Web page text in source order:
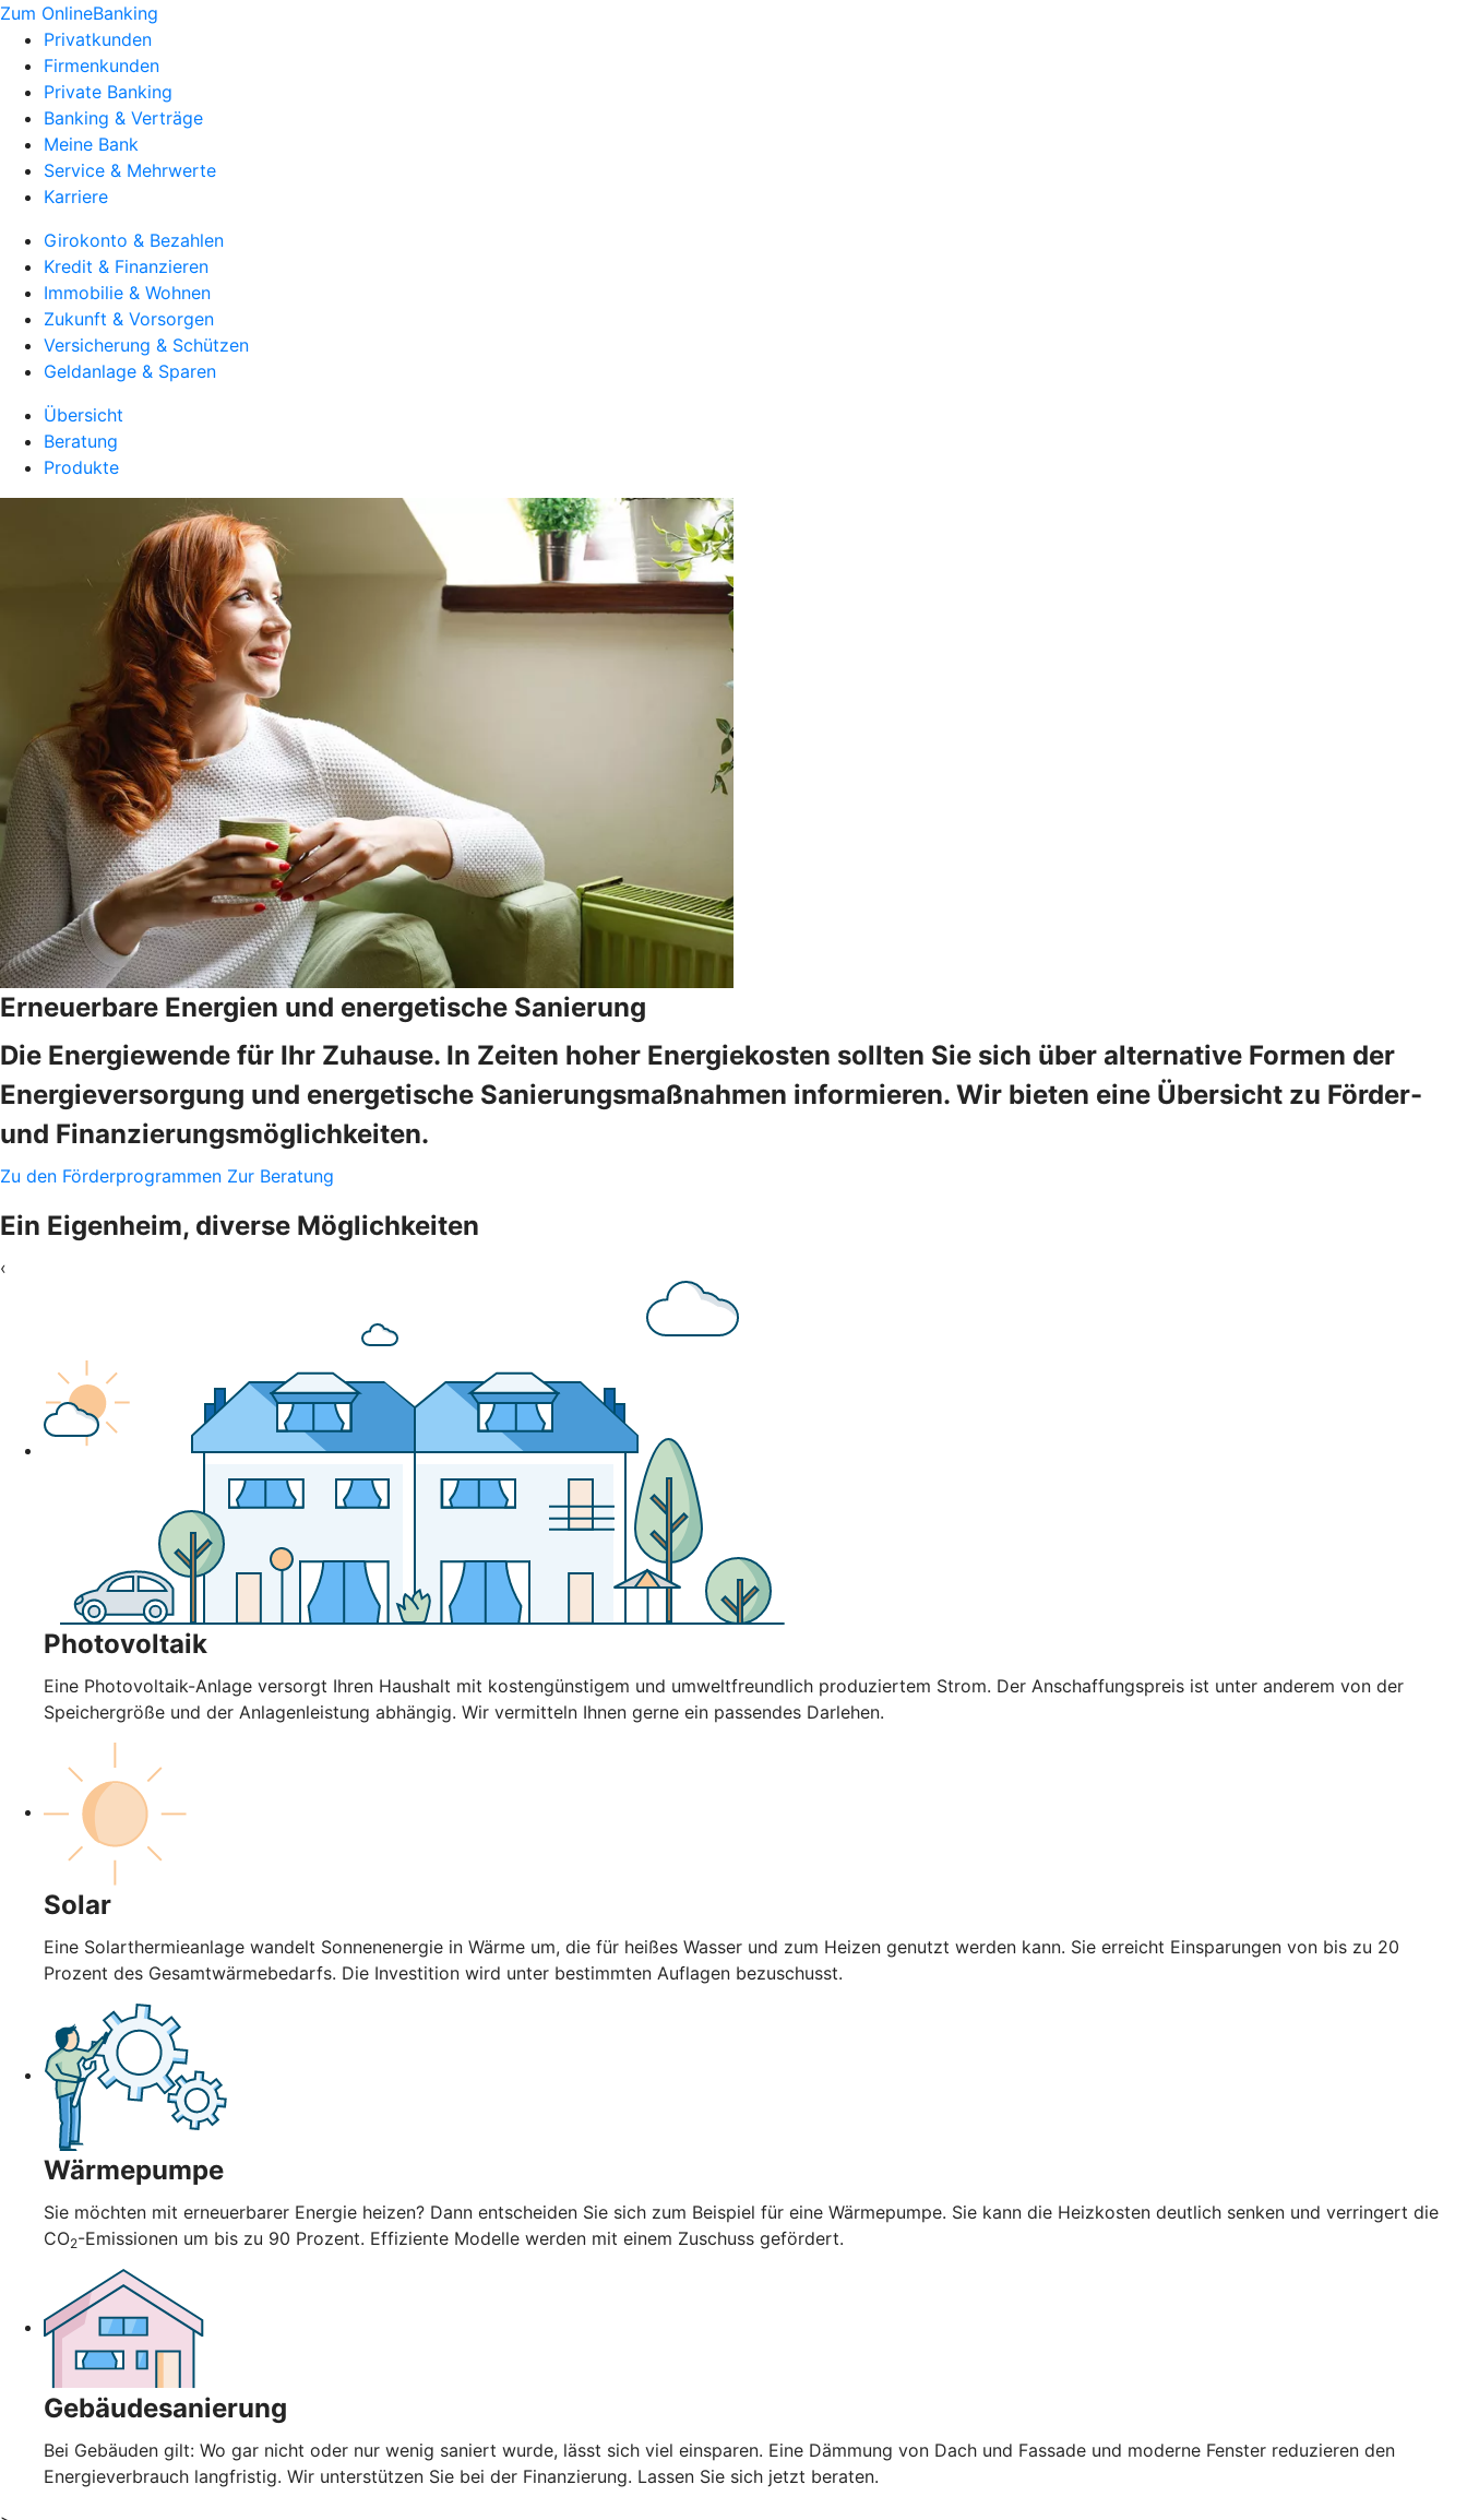
Zum OnlineBanking
Privatkunden
Firmenkunden
Private Banking
Banking & Verträge
Meine Bank
Service & Mehrwerte
Karriere
Girokonto & Bezahlen
Kredit & Finanzieren
Immobilie & Wohnen
Zukunft & Vorsorgen
Versicherung & Schützen
Geldanlage & Sparen
Übersicht
Beratung
Produkte
Erneuerbare Energien und energetische Sanierung
Die Energiewende für Ihr Zuhause. In Zeiten hoher Energiekosten sollten Sie sich über alternative Formen der
Energieversorgung und energetische Sanierungsmaßnahmen informieren. Wir bieten eine Übersicht zu Förder-
und Finanzierungsmöglichkeiten.
Zu den Förderprogrammen Zur Beratung
Ein Eigenheim, diverse Möglichkeiten
‹
Photovoltaik
Eine Photovoltaik-Anlage versorgt Ihren Haushalt mit kostengünstigem und umweltfreundlich produziertem Strom. Der Anschaffungspreis ist unter anderem von der
Speichergröße und der Anlagenleistung abhängig. Wir vermitteln Ihnen gerne ein passendes Darlehen.
Solar
Eine Solarthermieanlage wandelt Sonnenenergie in Wärme um, die für heißes Wasser und zum Heizen genutzt werden kann. Sie erreicht Einsparungen von bis zu 20
Prozent des Gesamtwärmebedarfs. Die Investition wird unter bestimmten Auflagen bezuschusst.
Wärmepumpe
Sie möchten mit erneuerbarer Energie heizen? Dann entscheiden Sie sich zum Beispiel für eine Wärmepumpe. Sie kann die Heizkosten deutlich senken und verringert die
CO2-Emissionen um bis zu 90 Prozent. Effiziente Modelle werden mit einem Zuschuss gefördert.
Gebäudesanierung
Bei Gebäuden gilt: Wo gar nicht oder nur wenig saniert wurde, lässt sich viel einsparen. Eine Dämmung von Dach und Fassade und moderne Fenster reduzieren den
Energieverbrauch langfristig. Wir unterstützen Sie bei der Finanzierung. Lassen Sie sich jetzt beraten.